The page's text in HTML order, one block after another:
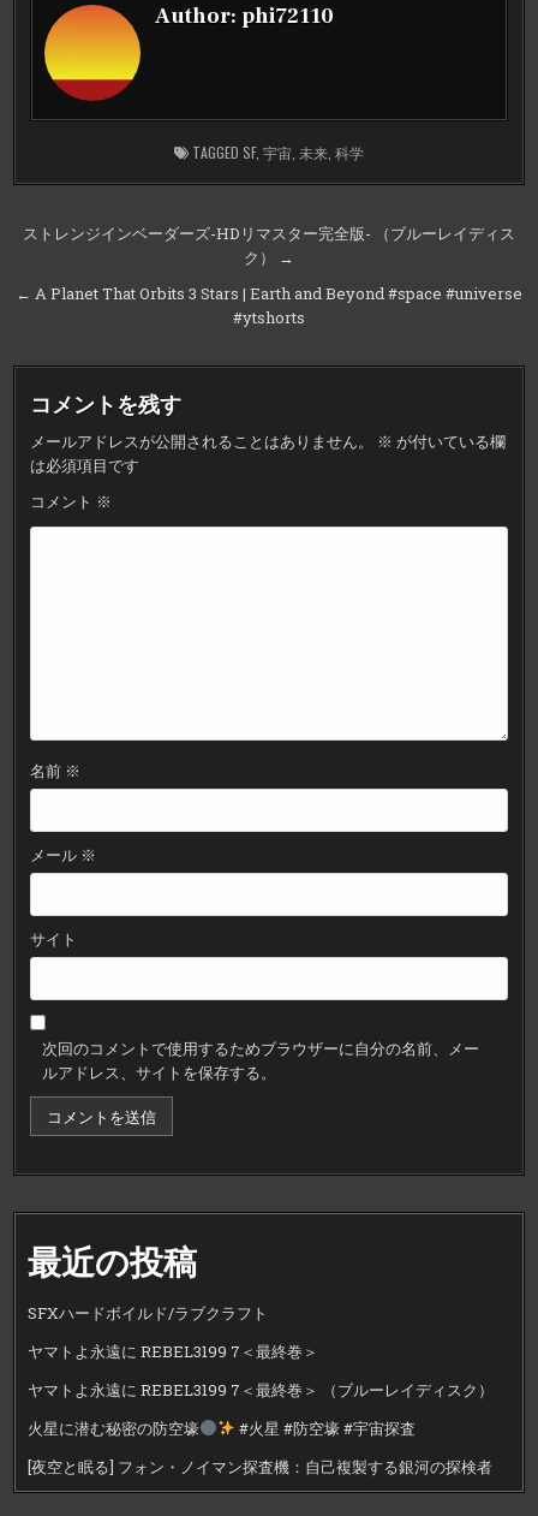
Author: phi72110
TAGGED SF, 宇宙 未来 科学
投
ナ
ゲ
ー
シ
ョ
ン
ストレンジインベーダーズ-HDリマスター完全版- （ブルーレイディス
ク） →
← A Planet That Orbits 3 Stars | Earth and Beyond #space #universe
#ytshorts
コメントを残す
メールアドレスが公開されることはありません。 ※ が付いている欄
は必須項目です
コメント ※
名前 ※
メール ※
サイト
次回のコメントで使用するためブラウザーに自分の名前、メー
ルアドレス、サイトを保存する。
最近の投稿
SFXハードボイルド/ラブクラフト
ヤマトよ永遠に REBEL3199 7＜最終巻＞
ヤマトよ永遠に REBEL3199 7＜最終巻＞ （ブルーレイディスク）
火星に潜む秘密の防空壕
#火星 #防空壕 #宇宙探査
[夜空と眠る] フォン・ノイマン探査機：自己複製する銀河の探検者